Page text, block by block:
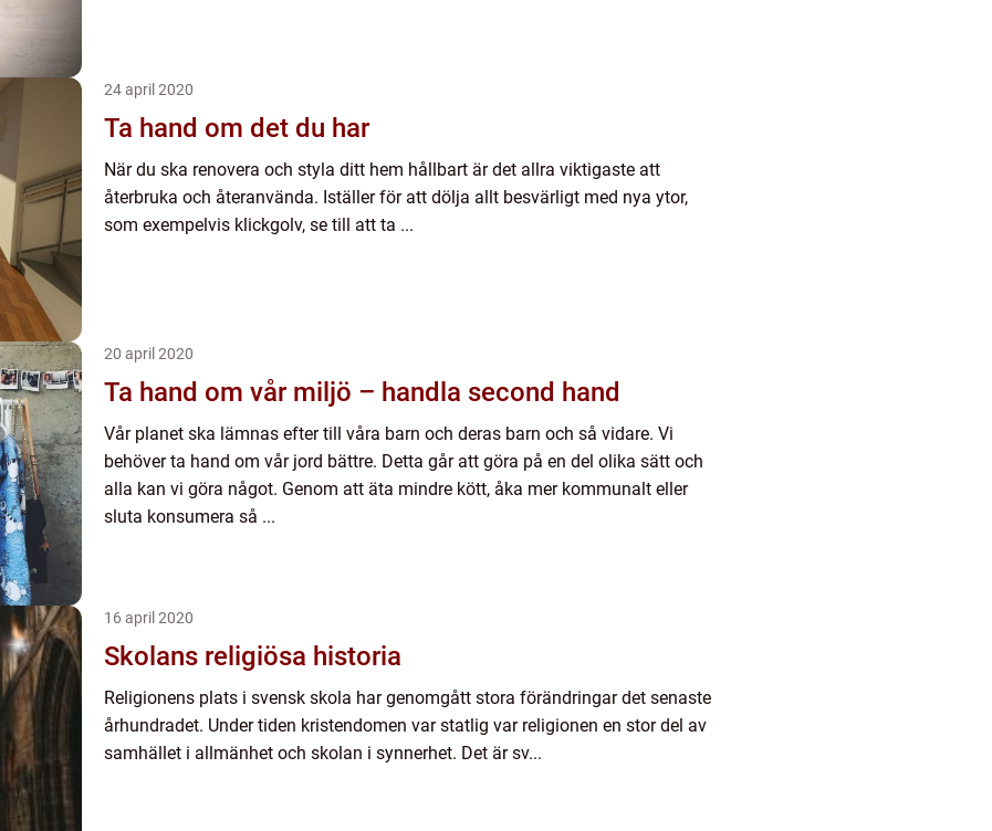
24 april 2020
Ta hand om det du har
När du ska renovera och styla ditt hem hållbart är det allra viktigaste att
återbruka och återanvända. Iställer för att dölja allt besvärligt med nya ytor,
som exempelvis klickgolv, se till att ta ...
20 april 2020
Ta hand om vår miljö – handla second hand
Vår planet ska lämnas efter till våra barn och deras barn och så vidare. Vi
behöver ta hand om vår jord bättre. Detta går att göra på en del olika sätt och
alla kan vi göra något. Genom att äta mindre kött, åka mer kommunalt eller
sluta konsumera så ...
16 april 2020
Skolans religiösa historia
Religionens plats i svensk skola har genomgått stora förändringar det senaste
århundradet. Under tiden kristendomen var statlig var religionen en stor del av
samhället i allmänhet och skolan i synnerhet. Det är sv...